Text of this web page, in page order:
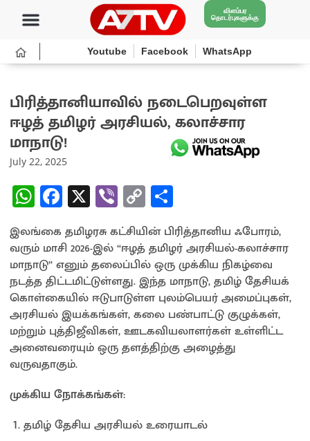
விளம்பர
தொடர்புகளுக்கு
Youtube Facebook WhatsApp
பிரித்தானியாவில் நடைபெறவுள்ள
ஈழத் தமிழர் அரசியல், கலாச்சார
மாநாடு!
July 22, 2025
W
h
at
sA
p
p
Fa
ce
b
o
o
k
X Vi
b
er
C
o
py
Li
n
k
h
ar
e
இலங்கை தமிழரசு கட்சியின் பிரித்தானிய ஃபோரம்,
வரும் மாசி 2026-இல் “ஈழத் தமிழர் அரசியல்-கலாச்சார
மாநாடு” எனும் தலைப்பில் ஒரு முக்கிய நிகழ்வை
நடத்த திட்டமிட்டுள்ளது. இந்த மாநாடு, தமிழ் தேசியக்
கொள்கையில் ஈடுபாடுள்ள புலம்பெயர் அமைப்புகள்,
அரசியல் இயக்கங்கள், கலை பண்பாட்டு குழுக்கள்,
மற்றும் புத்திஜீவிகள், ஊடகவியலாளர்கள் உள்ளிட்ட
அனைவரையும் ஒரு தளத்திற்கு அழைத்து
வருவதாகும்.
முக்கிய நோக்கங்கள்:
தமிழ் தேசிய அரசியல் உரையாடல்